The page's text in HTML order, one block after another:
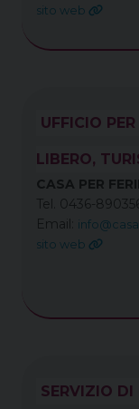
sito web
UFFICIO
LIBERO,
CASA PER
Tel. 0436-
Email:
sito web
SERVIZIO